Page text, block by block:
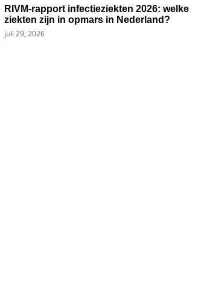
RIVM-rapport infectieziekten 2026: welke
ziekten zijn in opmars in Nederland?
juli 29, 2026